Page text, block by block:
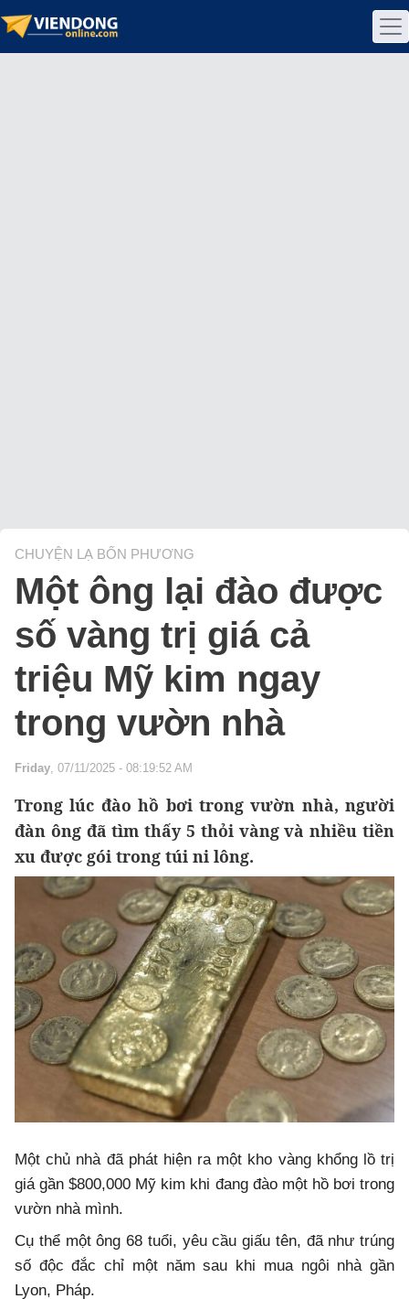
CHUYỆN LẠ BỐN PHƯƠNG
Một ông lại đào được
số vàng trị giá cả
triệu Mỹ kim ngay
trong vườn nhà
Friday, 07/11/2025 - 08:19:52 AM
Trong lúc đào hồ bơi trong vườn nhà, người
đàn ông đã tìm thấy 5 thỏi vàng và nhiều tiền
xu được gói trong túi ni lông.
Một chủ nhà đã phát hiện ra một kho vàng khổng lồ trị
giá gần $800,000 Mỹ kim khi đang đào một hồ bơi trong
vườn nhà mình.
Cụ thể một ông 68 tuổi, yêu cầu giấu tên, đã như trúng
số độc đắc chỉ một năm sau khi mua ngôi nhà gần
Lyon, Pháp.